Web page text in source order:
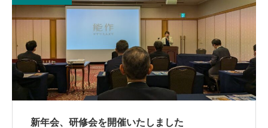
新年会、研修会を開催いたしました